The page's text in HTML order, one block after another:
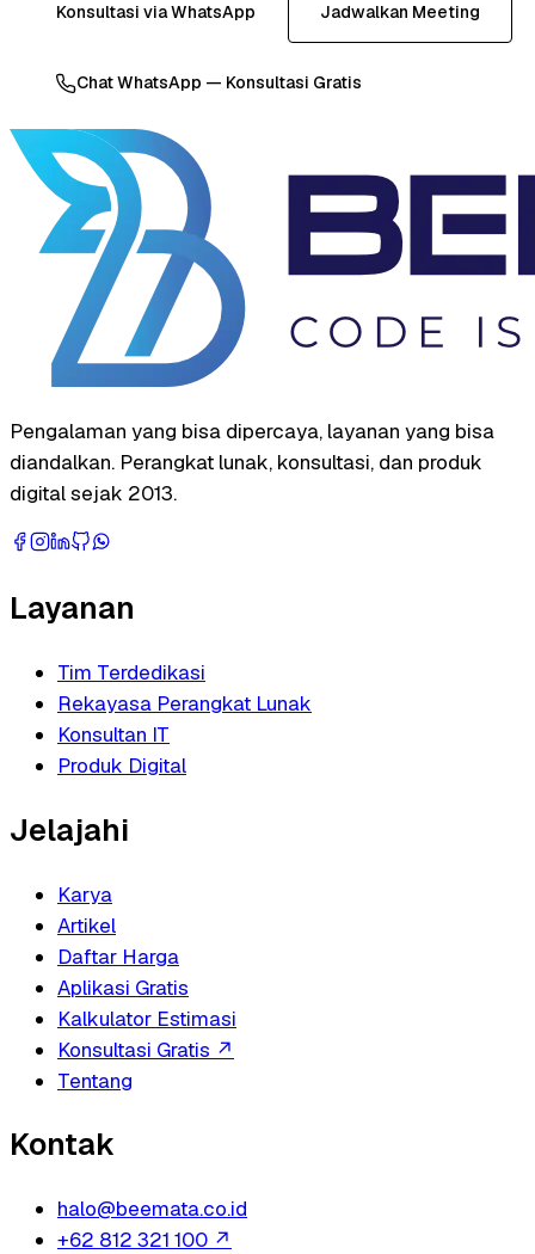
Konsultasi via WhatsApp Jadwalkan Meeting
Chat WhatsApp — Konsultasi Gratis
Pengalaman yang bisa dipercaya, layanan yang bisa
diandalkan. Perangkat lunak, konsultasi, dan produk
digital sejak 2013.
Layanan
Tim Terdedikasi
Rekayasa Perangkat Lunak
Konsultan IT
Produk Digital
Jelajahi
Karya
Artikel
Daftar Harga
Aplikasi Gratis
Kalkulator Estimasi
Konsultasi Gratis ↗
Tentang
Kontak
halo@beemata.co.id
+62 812 321 100 ↗